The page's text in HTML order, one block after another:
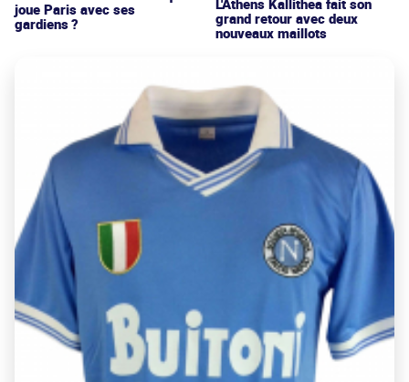
joue Paris avec ses
gardiens ?
grand retour avec deux
nouveaux maillots